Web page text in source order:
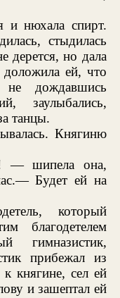
и нюхала спирт.
стыдилась
дерется, но дала
ей, что
дождавшись
заулыбались,
танцы.
Княгиню
— шипела она,
Будет ей на
который
благодетелем
гимназистик,
прибежал из
княгине, сел ей
и зашептал ей